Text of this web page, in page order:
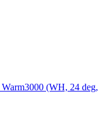
(WH, 24 deg,